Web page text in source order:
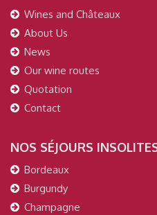
Wines and Châteaux
About Us
News
Our wine routes
Quotation
Contact
NOS SÉJOURS
Bordeaux
Burgundy
Champagne